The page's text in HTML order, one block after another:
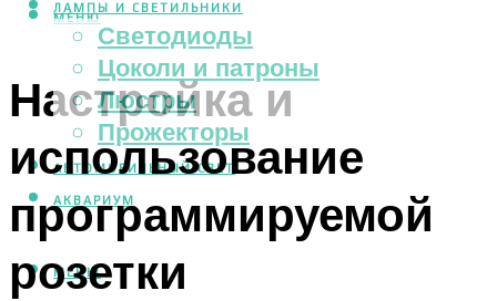
ЛАМПЫ И СВЕТИЛЬНИКИ
Светодиоды
Цоколи и патроны
Люстры
Прожекторы
АВТОМОБИЛЬНЫЙ СВЕТ
АКВАРИУМ
МЕНЮ
МЕНЮ
Настройка и
использование
программируемой
розетки